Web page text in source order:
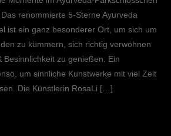
renommierte 5-Sterne Ayurveda
ist ein ganz besonderer Ort, um sich um
zu kümmern, sich richtig verwöhnen
Besinnlichkeit zu genießen. Ein
um sinnliche Kunstwerke mit viel Zeit
Die Künstlerin RosaLi […]